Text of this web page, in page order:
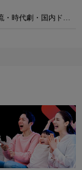
・時代劇・国内ドラ